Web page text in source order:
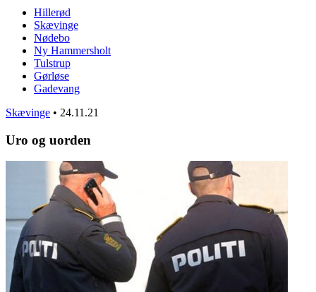
Hillerød
Skævinge
Nødebo
Ny Hammersholt
Tulstrup
Gørløse
Gadevang
Skævinge • 24.11.21
Uro og uorden